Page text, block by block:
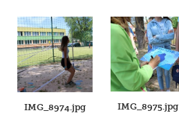
IMG_8974.jpg IMG_8975.jpg